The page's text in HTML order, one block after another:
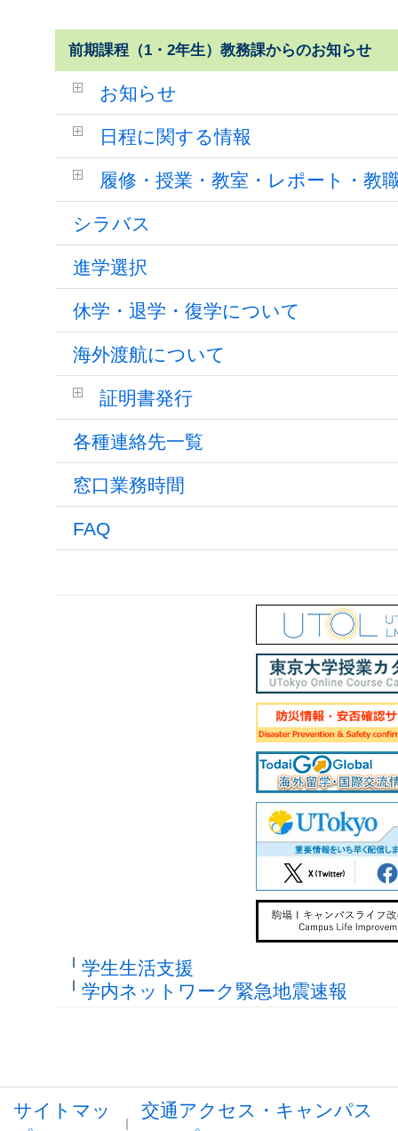
前期課程（1・2年生）教務課からのお知らせ
お知らせ
日程に関する情報
履修・授業・教室・レポート・教
シラバス
進学選択
休学・退学・復学について
海外渡航について
証明書発行
各種連絡先一覧
窓口業務時間
FAQ
学生生活支援
学内ネットワーク緊急地震速報
サイトマッ
交通アクセス・キャンパス